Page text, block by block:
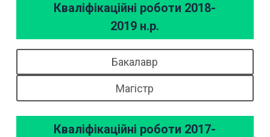
Кваліфікаційні роботи 2018-
2019 н.р.
Бакалавр
Магістр
Кваліфікаційні роботи 2017-